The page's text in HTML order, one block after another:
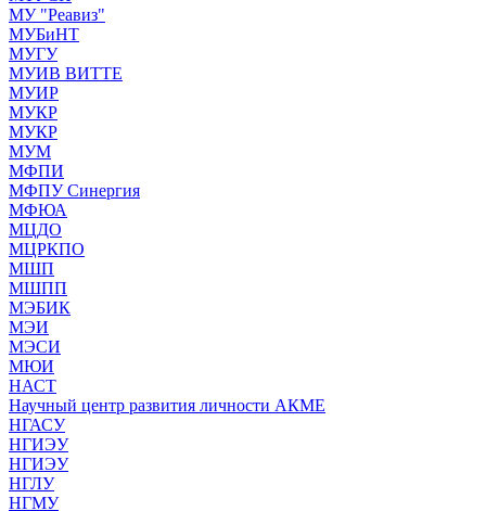
МУ "Реавиз"
МУБиНТ
МУГУ
МУИВ ВИТТЕ
МУИР
МУКР
МУКР
МУМ
МФПИ
МФПУ Синергия
МФЮА
МЦДО
МЦРКПО
МШП
МШПП
МЭБИК
МЭИ
МЭСИ
МЮИ
НАСТ
Научный центр развития личности АКМЕ
НГАСУ
НГИЭУ
НГИЭУ
НГЛУ
НГМУ